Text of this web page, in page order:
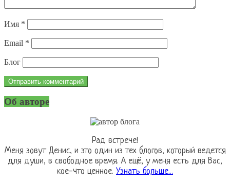
Имя *
Email *
Блог
Об авторе
Рад встрече!
Меня зовут Денис, и это один из тех блогов, который ведется
для души, в свободное время. А ещё, у меня есть для Вас,
кое-что ценное. Узнать больше...